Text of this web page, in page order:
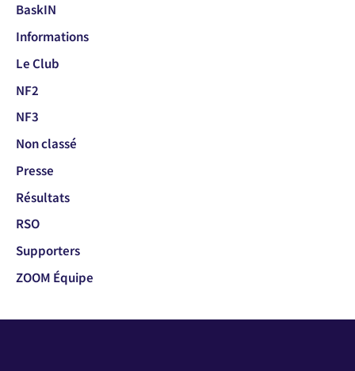
BaskIN
Informations
Le Club
NF2
NF3
Non classé
Presse
Résultats
RSO
Supporters
ZOOM Équipe